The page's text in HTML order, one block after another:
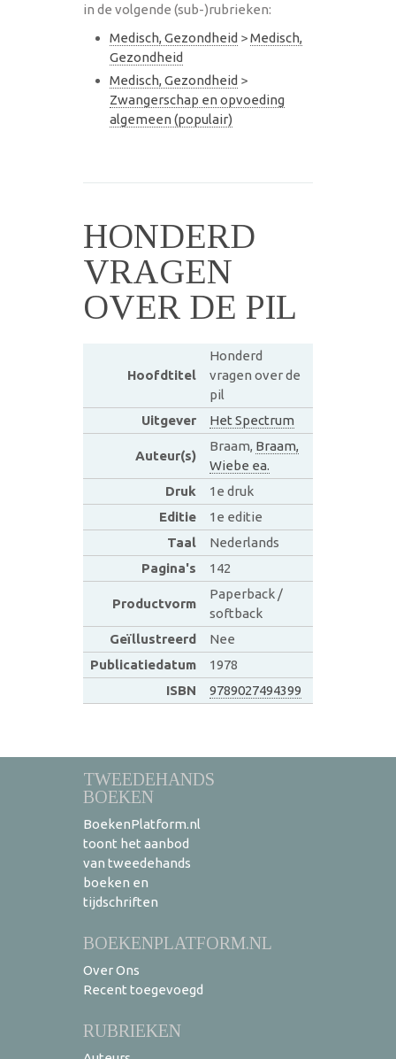
in de volgende (sub-)rubrieken:
Medisch, Gezondheid >Medisch,
Gezondheid
Medisch, Gezondheid >
Zwangerschap en opvoeding
algemeen (populair)
HONDERD
VRAGEN
OVER DE PIL
Hoofdtitel
Honderd
vragen over de
pil
Uitgever
Het Spectrum
Auteur(s)
Braam, Braam,
Wiebe ea.
Druk
1e druk
Editie
1e editie
Taal
Nederlands
Pagina's
142
Productvorm
Paperback /
softback
Geïllustreerd
Nee
Publicatiedatum
1978
ISBN
9789027494399
TWEEDEHANDS
BOEKEN
BoekenPlatform.nl
toont het aanbod
van tweedehands
boeken en
tijdschriften
BOEKENPLATFORM.NL
Over Ons
Recent toegevoegd
RUBRIEKEN